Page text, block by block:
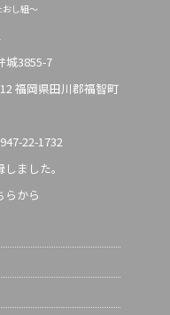
し組～
城3855-7
福岡県田川郡福智町
22-1732
ました。
らから